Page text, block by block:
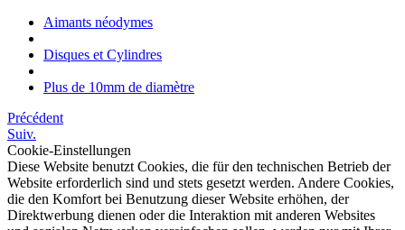
Aimants néodymes
Disques et Cylindres
Plus de 10mm de diamètre
Précédent
Suiv.
Cookie-Einstellungen
Diese Website benutzt Cookies, die für den technischen Betrieb der
Website erforderlich sind und stets gesetzt werden. Andere Cookies,
die den Komfort bei Benutzung dieser Website erhöhen, der
Direktwerbung dienen oder die Interaktion mit anderen Websites